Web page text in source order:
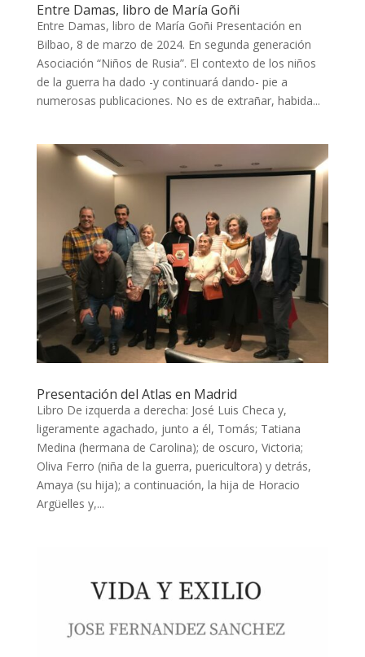
Entre Damas, libro de María Goñi
Entre Damas, libro de María Goñi Presentación en
Bilbao, 8 de marzo de 2024. En segunda generación
Asociación “Niños de Rusia”. El contexto de los niños
de la guerra ha dado -y continuará dando- pie a
numerosas publicaciones. No es de extrañar, habida...
Presentación del Atlas en Madrid
Libro De izquerda a derecha: José Luis Checa y,
ligeramente agachado, junto a él, Tomás; Tatiana
Medina (hermana de Carolina); de oscuro, Victoria;
Oliva Ferro (niña de la guerra, puericultora) y detrás,
Amaya (su hija); a continuación, la hija de Horacio
Argüelles y,...